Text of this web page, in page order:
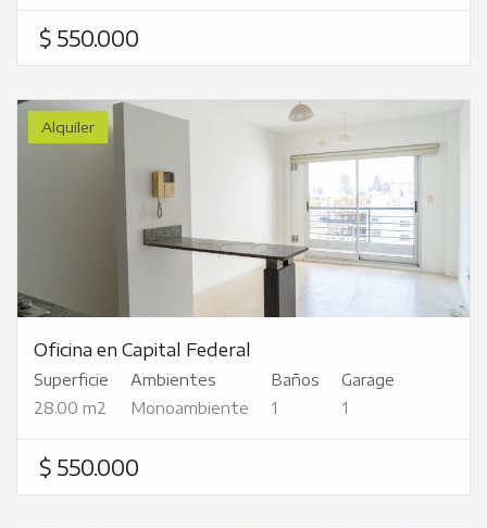
$ 550.000
Alquiler
Oficina en Capital Federal
Superficie
28.00 m2
Ambientes
Monoambiente
Baños
1
Garage
1
$ 550.000